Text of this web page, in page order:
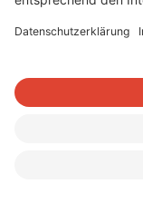
deckt das
bis zur
Industrie